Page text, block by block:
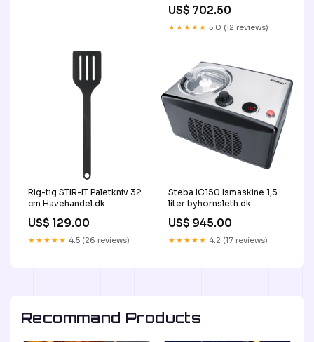
US$ 702.50
★★★★★ 5.0 (12 reviews)
Rig-tig STIR-IT Paletkniv 32
cm Havehandel.dk
US$ 129.00
★★★★★ 4.5 (26 reviews)
Steba IC150 Ismaskine 1,5
liter byhornsleth.dk
US$ 945.00
★★★★★ 4.2 (17 reviews)
Recommand Products